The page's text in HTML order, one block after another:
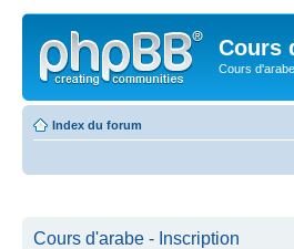
Cours
Cours
Index du forum
Cours d'arabe - Inscription